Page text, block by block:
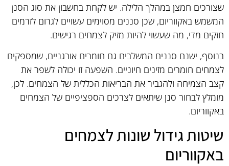
שצורכים חמצן במהלך הלילה. יש לקחת בחשבון את סוג הסנן
המשמש באקווריום, שכן סננים מסוימים עשויים לגרום לזרמים
חזקים מדי, מה שעשוי להיות מזיק לצמחים רגישים.
בנוסף, ישנם סננים המשלבים גם חומרים אורגניים, שמספקים
לצמחים חומרים מזינים חיוניים. השפעה זו יכולה לשפר את
קצב הצמיחה ולהגביר את הבריאות הכללית של הצמחים. לכן,
מומלץ לבחור סנן שיתאים לצרכים הספציפיים של הצמחים
באקווריום.
שיטות גידול שונות לצמחים
באקווריום